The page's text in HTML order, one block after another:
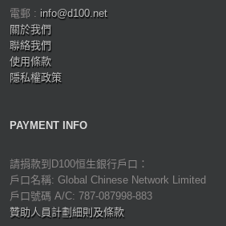
電郵 : info@d100.net
關於我們
聯絡我們
使用條款
隱私權政策
PAYMENT INFO
請捐款到D100恒生銀行戶口：
戶口名稱: Global Chinese Network Limited
戶口號碼 A/C: 787-087998-883
贊助人員計劃細則及條款